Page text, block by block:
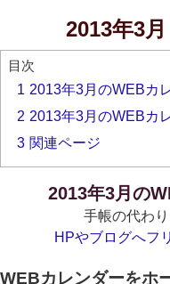
2013年3
目次
1 2013年3月のWEBカ
2 2013年3月のWEBカ
3 関連ページ
2013年3月の
手帳の代わ
HPやブログへフ
WEBカレンダーをホ